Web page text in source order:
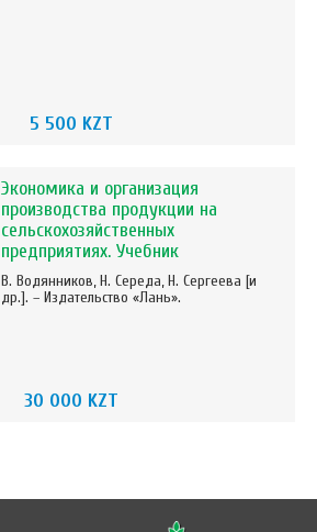
5 500 KZT
Экономика и организация
производства продукции на
сельскохозяйственных
предприятиях. Учебник
В. Водянников, Н. Середа, Н. Сергеева [и
др.]. – Издательство «Лань».
30 000 KZT